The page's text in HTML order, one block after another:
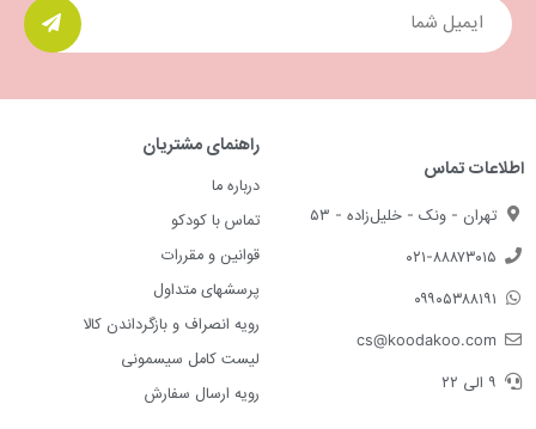
اطلاعات تماس
تهران - ونک - خلیل‌زاده - ۵۳
۰۲۱-۸۸۸۷۳۰۱۵
۰۹۹۰۵۳۸۸۱۹۱
cs@koodakoo.com
۹ الی ۲۲
راهنمای مشتریان
درباره ما
تماس با کودکو
قوانین و مقررات
پرسشهای متداول
رویه انصراف و بازگرداندن کالا
لیست کامل سیسمونی
رویه ارسال سفارش